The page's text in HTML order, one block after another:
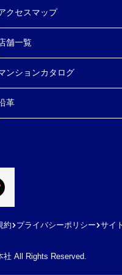
クセスマップ
舗一覧
ンションカタログ
革
約 プライバシーポリシー サイ
社 All Rights Reserved.